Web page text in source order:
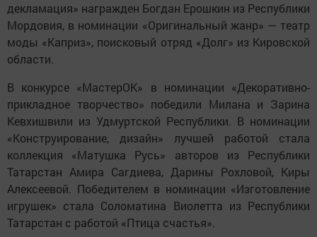
декламация» награжден Богдан Ерошкин из Республики
Мордовия, в номинации «Оригинальный жанр» — театр
моды «Каприз», поисковый отряд «Долг» из Кировской
области.
В конкурсе «МастерОК» в номинации «Декоративно-
прикладное творчество» победили Милана и Зарина
Кевхишвили из Удмуртской Республики. В номинации
«Конструирование, дизайн» лучшей работой стала
коллекция «Матушка Русь» авторов из Республики
Татарстан Амира Сагдиева, Дарины Рохловой, Киры
Алексеевой. Победителем в номинации «Изготовление
игрушек» стала Соломатина Виолетта из Республики
Татарстан с работой «Птица счастья».